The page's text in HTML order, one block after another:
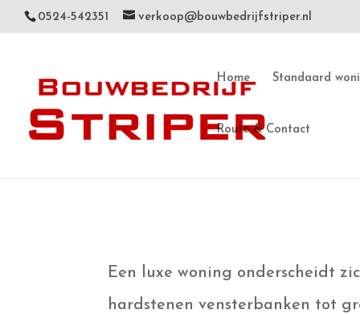
0524-542351 verkoop@bouwbedrijfstriper.nl
Home Standaard
Route & Contact
Een luxe woning onderscheidt
hardstenen vensterbanken tot